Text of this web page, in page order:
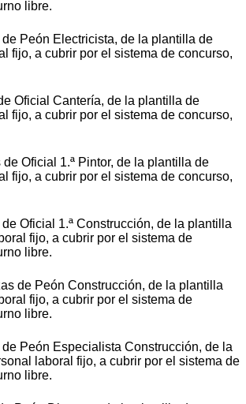
libre.
de Peón Electricista, de la plantilla de
fijo, a cubrir por el sistema de concurso,
Oficial Cantería, de la plantilla de
fijo, a cubrir por el sistema de concurso,
de Oficial 1.ª Pintor, de la plantilla de
fijo, a cubrir por el sistema de concurso,
Oficial 1.ª Construcción, de la plantilla
fijo, a cubrir por el sistema de
libre.
de Peón Construcción, de la plantilla
fijo, a cubrir por el sistema de
libre.
Peón Especialista Construcción, de la
laboral fijo, a cubrir por el sistema de
libre.